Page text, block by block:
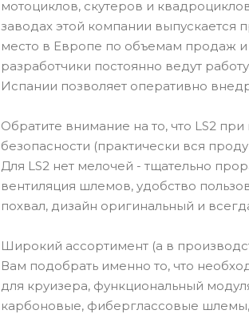
мотоциклов, скутеров и
заводах этой компании выпускается
место в Европе по объемам продаж
разработчики постоянно ведут
Испании позволяет оперативно
Обратите внимание на то, что LS2
безопасности (практически вся
Для LS2 нет мелочей - тщательно
вентиляция шлемов, удобство
похвал, дизайн оригинальный и
Широкий ассортимент (а в
Вам подобрать именно то, что
для круизера, функциональный
карбоновые, фиберглассовые